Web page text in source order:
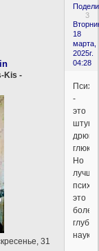
3
18
марта,
2025г.
04:28
Kis -
31
-
это
штуки-
дрюки-
глюки.
Но
лучше
это
более
наука.